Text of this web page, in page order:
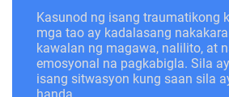
Kasunod ng isang traumatikong
mga tao ay kadalasang
kawalan ng magawa, nalilito, at
emosyonal na pagkabigla. Sila
isang sitwasyon kung saan sila